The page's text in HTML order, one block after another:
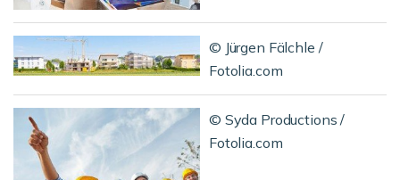
© Jürgen Fälchle /
Fotolia.com
© Syda Productions /
Fotolia.com